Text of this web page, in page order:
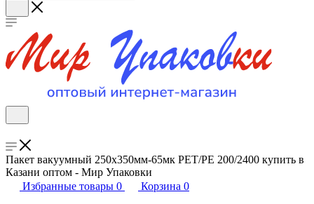
Пакет вакуумный 250х350мм-65мк РЕТ/РЕ 200/2400 купить в
Казани оптом - Мир Упаковки
Избранные товары 0 Корзина 0